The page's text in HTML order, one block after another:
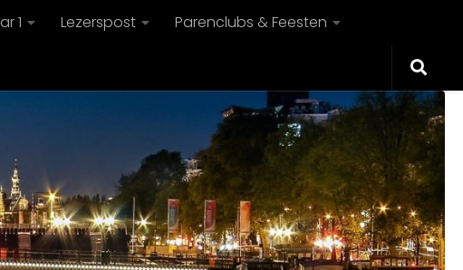
1 Lezerspost Parenclubs & Feesten